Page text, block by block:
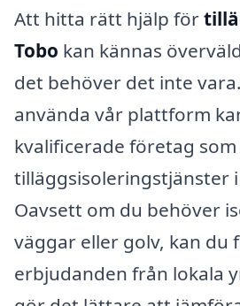
Att hitta rätt hjälp för
Tobo kan kännas
det behöver det inte
använda vår plattform
kvalificerade företag
tilläggsisoleringstjänster
Oavsett om du behöver
väggar eller golv, kan du
erbjudanden från lokala